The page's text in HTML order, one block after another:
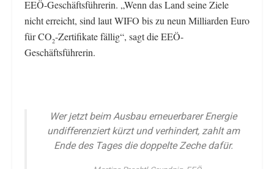
EEÖ-Geschäftsführerin. „Wenn das Land seine Ziele
nicht erreicht, sind laut WIFO bis zu neun Milliarden Euro
für CO2-Zertifikate fällig“, sagt die EEÖ-
Geschäftsführerin.
Wer jetzt beim Ausbau erneuerbarer Energie
undifferenziert kürzt und verhindert, zahlt am
Ende des Tages die doppelte Zeche dafür.